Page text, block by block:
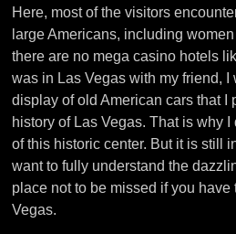
Here, most of the visitors
large Americans, including
there are no mega casino hotels
was in Las Vegas with my friend,
display of old American cars that I
history of Las Vegas. That is why
of this historic center. But it is still
want to fully understand the
place not to be missed if you
Vegas.